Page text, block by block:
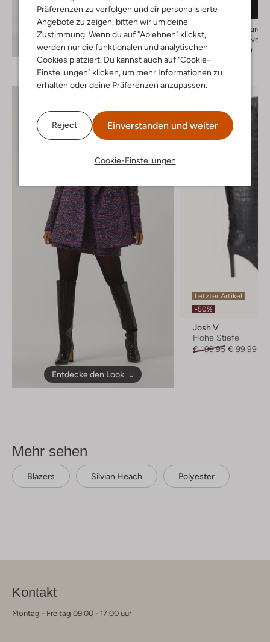
Präferenzen zu verfolgen und dir personalisierte
Angebote zu zeigen, bitten wir um deine
Zustimmung. Wenn du auf "Ablehnen" klickst,
werden nur die funktionalen und analytischen
Cookies platziert. Du kannst auch auf "Cookie-
Einstellungen" klicken, um mehr Informationen zu
erhalten oder deine Präferenzen anzupassen.
Reject Einverstanden und weiter
Cookie-Einstellungen
Entdecke den Look
-40%
My Essential
Rollkragenpullover
€ 69,95
€ 41,99
Entdecke den Look
Letzter Artikel
-50%
Josh V
Hohe Stiefel
€ 199,95 € 99,99
Mehr sehen
Blazers Silvian Heach Polyester
Kontakt
Montag - Freitag 09:00 - 17:00 uur